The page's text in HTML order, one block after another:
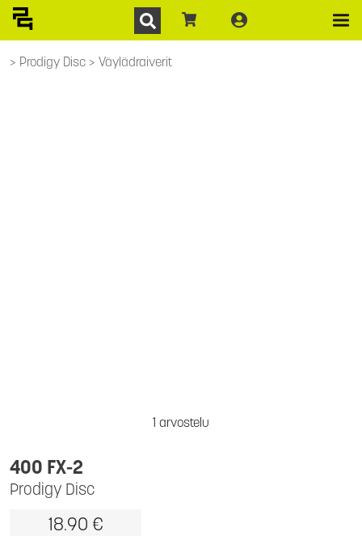
Prodigy Disc Väylädraiverit
1 arvostelu
Prodigy Disc
400 FX-2
18.90 €